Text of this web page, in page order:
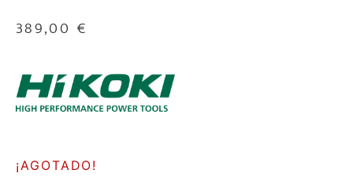
389,00€
¡AGOTADO!